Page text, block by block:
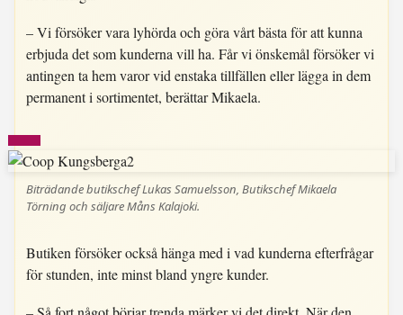
– Vi försöker vara lyhörda och göra vårt bästa för att kunna
erbjuda det som kunderna vill ha. Får vi önskemål försöker vi
antingen ta hem varor vid enstaka tillfällen eller lägga in dem
permanent i sortimentet, berättar Mikaela.
Biträdande butikschef Lukas Samuelsson, Butikschef Mikaela
Törning och säljare Måns Kalajoki.
Butiken försöker också hänga med i vad kunderna efterfrågar
för stunden, inte minst bland yngre kunder.